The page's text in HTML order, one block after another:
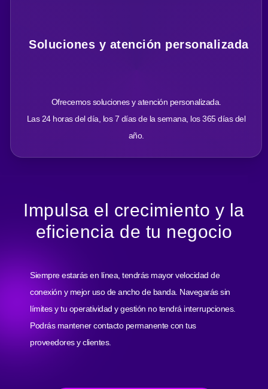
Soluciones y atención personalizada
Ofrecemos soluciones y atención personalizada.
Las 24 horas del día, los 7 días de la semana, los 365 días del
año.
Impulsa el crecimiento y la
eficiencia de tu negocio
Siempre estarás en línea, tendrás mayor velocidad de
conexión y mejor uso de ancho de banda. Navegarás sin
límites y tu operatividad y gestión no tendrá interrupciones.
Podrás mantener contacto permanente con tus
proveedores y clientes.